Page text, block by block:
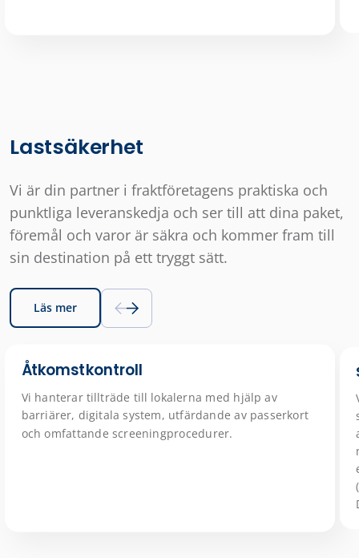
Lastsäkerhet
Vi är din partner i fraktföretagens praktiska och
punktliga leveranskedja och ser till att dina paket,
föremål och varor är säkra och kommer fram till
sin destination på ett tryggt sätt.
Läs mer
Åtkomstkontroll
Vi hanterar tillträde till lokalerna med hjälp av
barriärer, digitala system, utfärdande av passerkort
och omfattande screeningprocedurer.